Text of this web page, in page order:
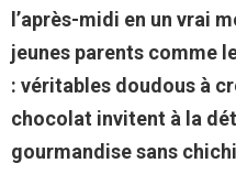
l’après-midi en un vrai
jeunes parents comme
: véritables doudous à
chocolat invitent à la
gourmandise sans